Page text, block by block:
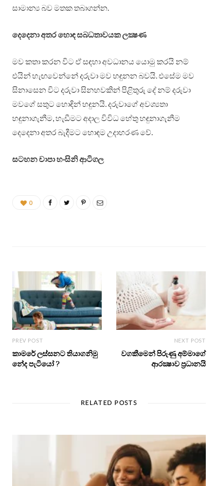
සාමාන්‍ය බව මතක තබාගන්න.
දෙදෙනා අතර හොඳ සබධතාවයක ලක්‍ෂණ
මව කතා කරන විට ඒ සඳහා අවධානය යොමු කරයි නම්
එයින් හැඟවෙන්නේ දරුවා මව හඳුනන බවයි. එසේම මව
සිනාසෙන විට දරුවා සිනහවකින් පිළිතුරු දේ නම් දරුවා
මවගේ සතුට හොඳින් හඳුනයි. දරුවාගේ අවශ්‍යතා
හඳුනාගැනීම, හැඩීමට අදාල විවිධ හේතු හඳුනාගැනීම
දෙදෙනා අතර බැදීමට හොඳම උදාහරණ වේ.
සටහන චාපා හංසිනි ආටිගල
0
PREV POST
කාමරේ ලස්සනට තියාගනිමු
නේද පැටියෝ ?
NEXT POST
වගකීමෙන් පිරුණු අම්මාගේ
ආරක්‍ෂාව ප්‍රධානයි
RELATED POSTS